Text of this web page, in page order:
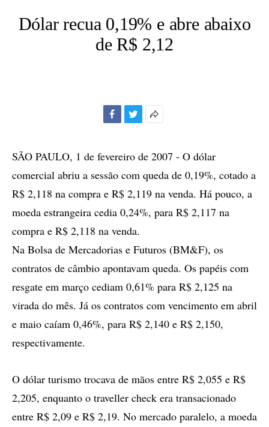
Dólar recua 0,19% e abre abaixo
de R$ 2,12
compartilhamento
SÃO PAULO, 1 de fevereiro de 2007 - O dólar
comercial abriu a sessão com queda de 0,19%, cotado a
R$ 2,118 na compra e R$ 2,119 na venda. Há pouco, a
moeda estrangeira cedia 0,24%, para R$ 2,117 na
compra e R$ 2,118 na venda.
Na Bolsa de Mercadorias e Futuros (BM&F), os
contratos de câmbio apontavam queda. Os papéis com
resgate em março cediam 0,61% para R$ 2,125 na
virada do mês. Já os contratos com vencimento em abril
e maio caíam 0,46%, para R$ 2,140 e R$ 2,150,
respectivamente.
O dólar turismo trocava de mãos entre R$ 2,055 e R$
2,205, enquanto o traveller check era transacionado
entre R$ 2,09 e R$ 2,19. No mercado paralelo, a moeda